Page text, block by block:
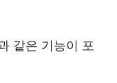
같은 기능이 포